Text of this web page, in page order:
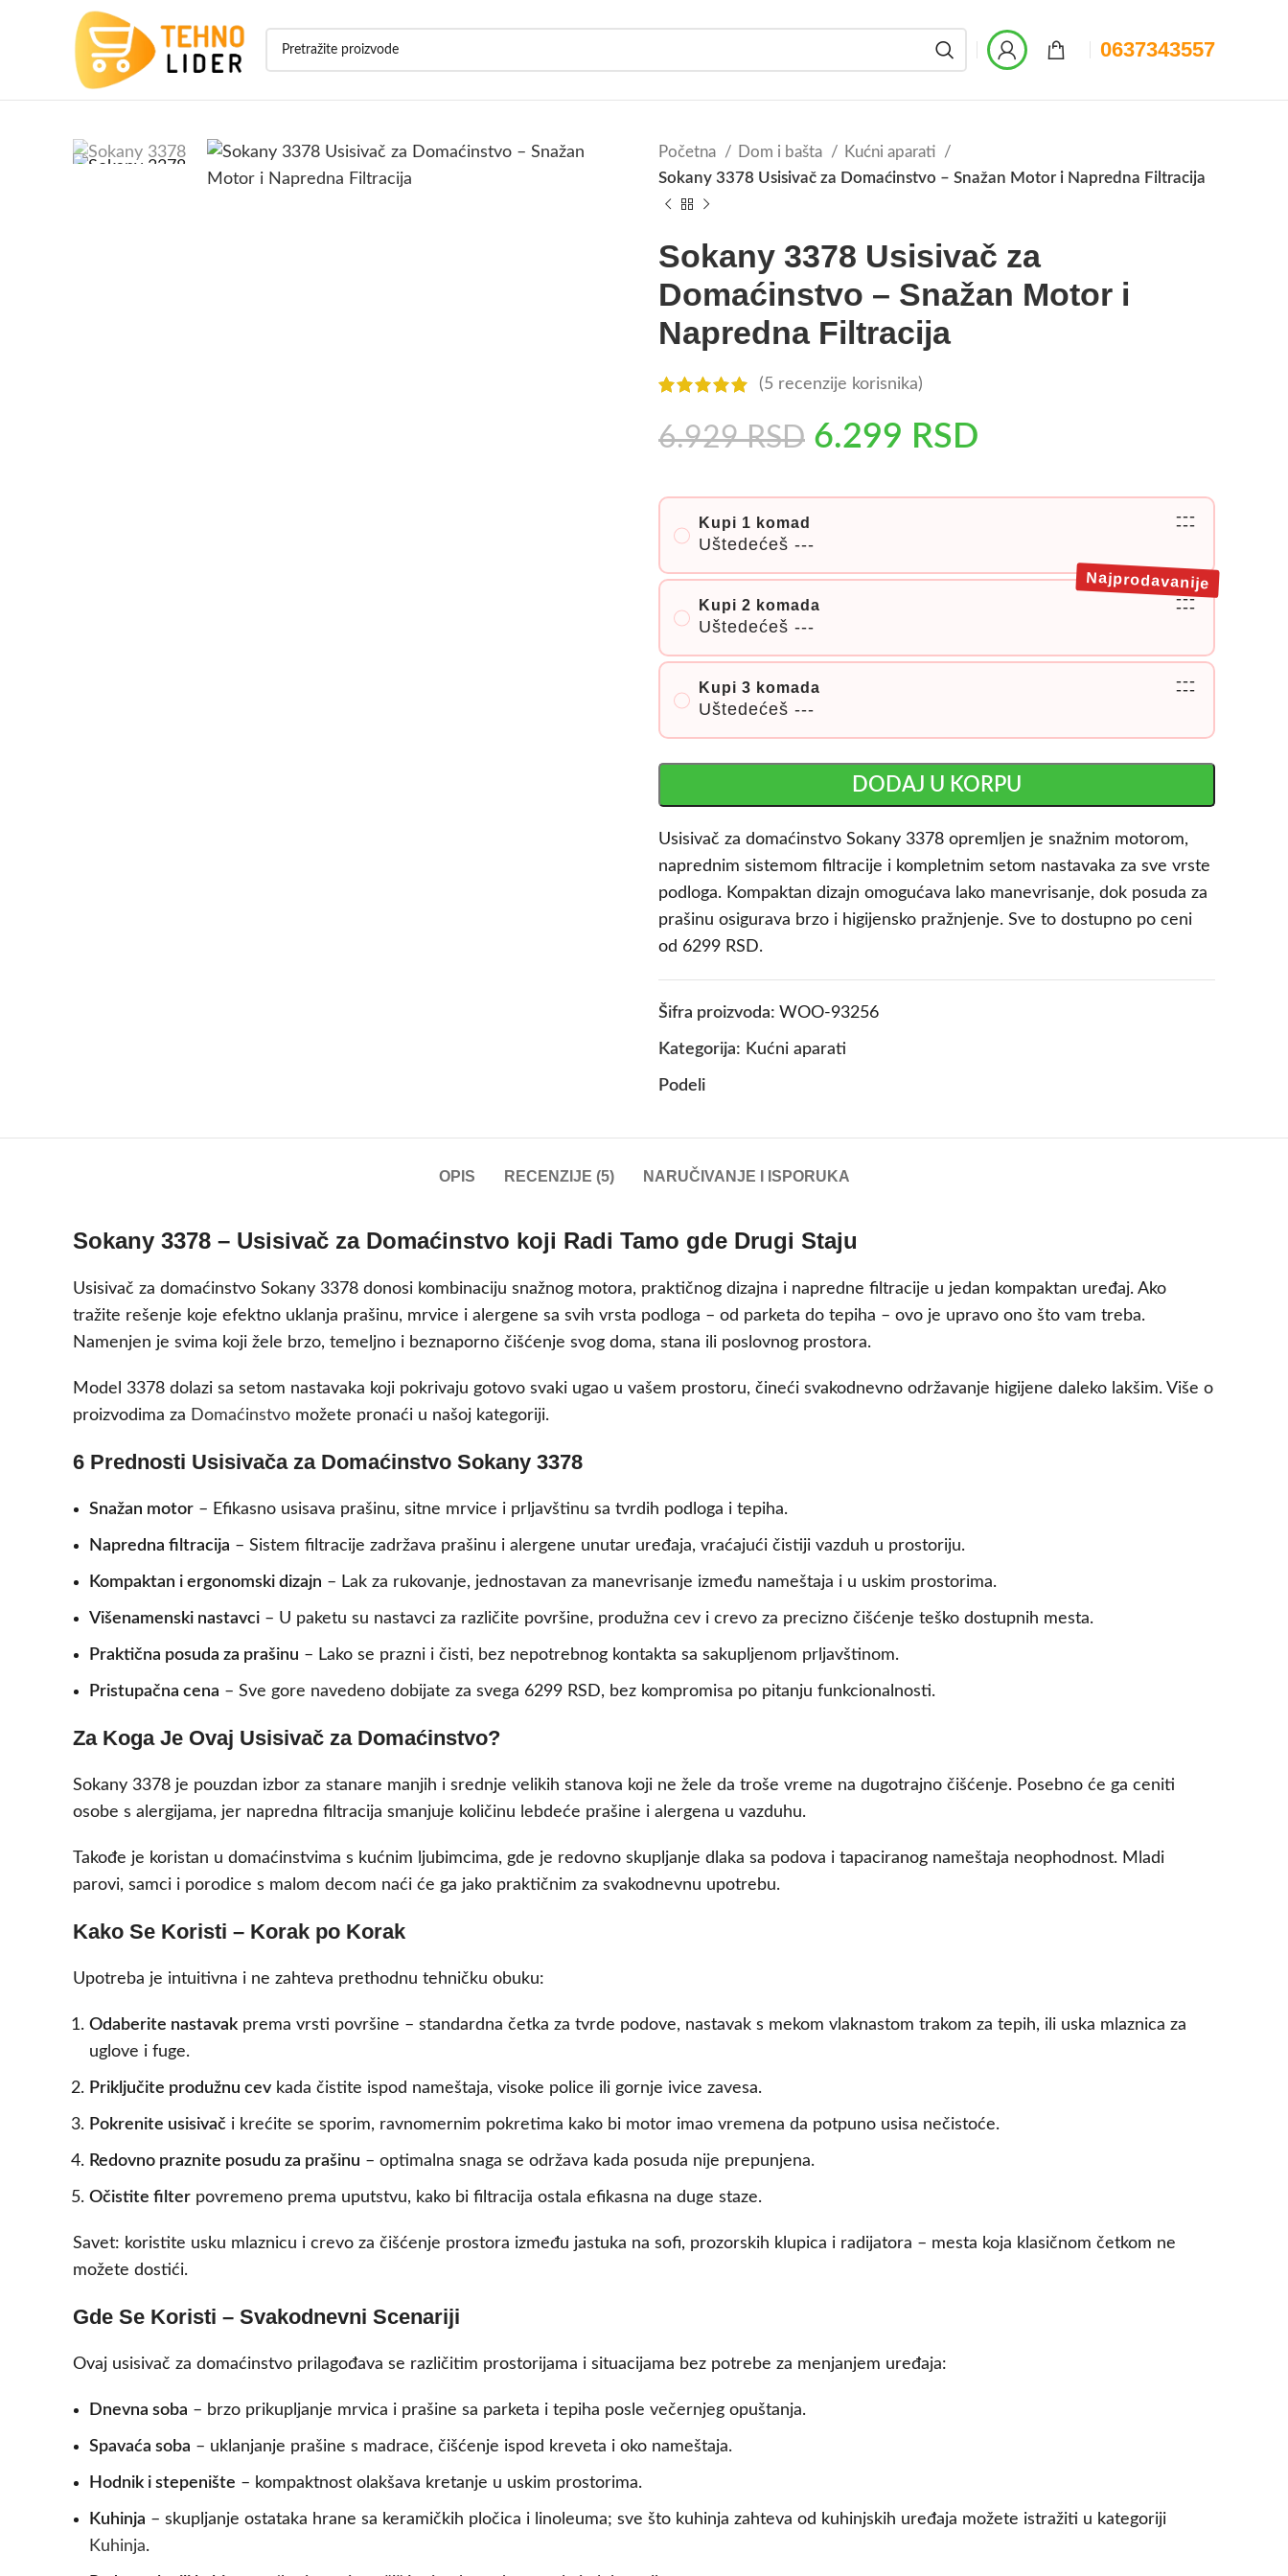
0637343557
Početna Dom i bašta
Kućni aparati
Sokany 3378 Usisivač za Domaćinstvo – Snažan Motor i Napredna Filtracija
Sokany 3378 Usisivač za
Domaćinstvo – Snažan Motor i
Napredna Filtracija
(5 recenzije korisnika)
6.929RSD 6.299 RSD
Kupi 1 komad
Uštedećeš ---
---
---
Kupi 2 komada
Uštedećeš ---
---
---
Najprodavanije
Kupi 3 komada
Uštedećeš ---
---
---
DODAJ U KORPU
Usisivač za domaćinstvo Sokany 3378 opremljen je snažnim motorom,
naprednim sistemom filtracije i kompletnim setom nastavaka za sve vrste
podloga. Kompaktan dizajn omogućava lako manevrisanje, dok posuda za
prašinu osigurava brzo i higijensko pražnjenje. Sve to dostupno po ceni
od 6299 RSD.
Šifra proizvoda: WOO-93256
Kategorija: Kućni aparati
Podeli
OPIS RECENZIJE (5) NARUČIVANJE I ISPORUKA
Sokany 3378 – Usisivač za Domaćinstvo koji Radi Tamo gde Drugi Staju
Usisivač za domaćinstvo Sokany 3378 donosi kombinaciju snažnog motora, praktičnog dizajna i napredne filtracije u jedan kompaktan uređaj. Ako
tražite rešenje koje efektno uklanja prašinu, mrvice i alergene sa svih vrsta podloga – od parketa do tepiha – ovo je upravo ono što vam treba.
Namenjen je svima koji žele brzo, temeljno i beznaporno čišćenje svog doma, stana ili poslovnog prostora.
Model 3378 dolazi sa setom nastavaka koji pokrivaju gotovo svaki ugao u vašem prostoru, čineći svakodnevno održavanje higijene daleko lakšim. Više o
proizvodima za Domaćinstvo možete pronaći u našoj kategoriji.
6 Prednosti Usisivača za Domaćinstvo Sokany 3378
Snažan motor – Efikasno usisava prašinu, sitne mrvice i prljavštinu sa tvrdih podloga i tepiha.
Napredna filtracija – Sistem filtracije zadržava prašinu i alergene unutar uređaja, vraćajući čistiji vazduh u prostoriju.
Kompaktan i ergonomski dizajn – Lak za rukovanje, jednostavan za manevrisanje između nameštaja i u uskim prostorima.
Višenamenski nastavci – U paketu su nastavci za različite površine, produžna cev i crevo za precizno čišćenje teško dostupnih mesta.
Praktična posuda za prašinu – Lako se prazni i čisti, bez nepotrebnog kontakta sa sakupljenom prljavštinom.
Pristupačna cena – Sve gore navedeno dobijate za svega 6299 RSD, bez kompromisa po pitanju funkcionalnosti.
Za Koga Je Ovaj Usisivač za Domaćinstvo?
Sokany 3378 je pouzdan izbor za stanare manjih i srednje velikih stanova koji ne žele da troše vreme na dugotrajno čišćenje. Posebno će ga ceniti
osobe s alergijama, jer napredna filtracija smanjuje količinu lebdeće prašine i alergena u vazduhu.
Takođe je koristan u domaćinstvima s kućnim ljubimcima, gde je redovno skupljanje dlaka sa podova i tapaciranog nameštaja neophodnost. Mladi
parovi, samci i porodice s malom decom naći će ga jako praktičnim za svakodnevnu upotrebu.
Kako Se Koristi – Korak po Korak
Upotreba je intuitivna i ne zahteva prethodnu tehničku obuku:
Odaberite nastavak prema vrsti površine – standardna četka za tvrde podove, nastavak s mekom vlaknastom trakom za tepih, ili uska mlaznica za
uglove i fuge.
Priključite produžnu cev kada čistite ispod nameštaja, visoke police ili gornje ivice zavesa.
Pokrenite usisivač i krećite se sporim, ravnomernim pokretima kako bi motor imao vremena da potpuno usisa nečistoće.
Redovno praznite posudu za prašinu – optimalna snaga se održava kada posuda nije prepunjena.
Očistite filter povremeno prema uputstvu, kako bi filtracija ostala efikasna na duge staze.
Savet: koristite usku mlaznicu i crevo za čišćenje prostora između jastuka na sofi, prozorskih klupica i radijatora – mesta koja klasičnom četkom ne
možete dostići.
Gde Se Koristi – Svakodnevni Scenariji
Ovaj usisivač za domaćinstvo prilagođava se različitim prostorijama i situacijama bez potrebe za menjanjem uređaja:
Dnevna soba – brzo prikupljanje mrvica i prašine sa parketa i tepiha posle večernjeg opuštanja.
Spavaća soba – uklanjanje prašine s madrace, čišćenje ispod kreveta i oko nameštaja.
Hodnik i stepenište – kompaktnost olakšava kretanje u uskim prostorima.
Kuhinja – skupljanje ostataka hrane sa keramičkih pločica i linoleuma; sve što kuhinja zahteva od kuhinjskih uređaja možete istražiti u kategoriji
Kuhinja.